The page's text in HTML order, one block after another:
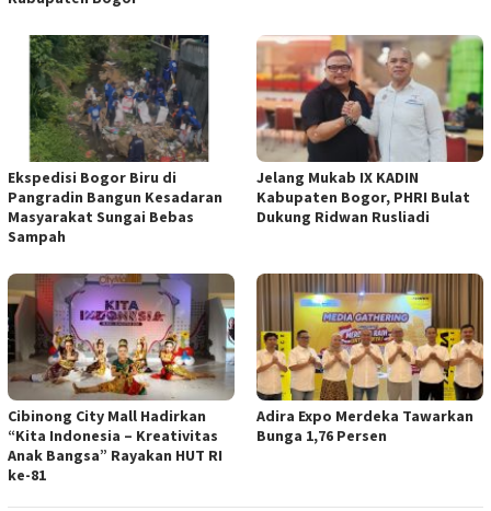
Ekspedisi Bogor Biru di
Pangradin Bangun Kesadaran
Masyarakat Sungai Bebas
Sampah
Jelang Mukab IX KADIN
Kabupaten Bogor, PHRI Bulat
Dukung Ridwan Rusliadi
Cibinong City Mall Hadirkan
“Kita Indonesia – Kreativitas
Anak Bangsa” Rayakan HUT RI
ke-81
Adira Expo Merdeka Tawarkan
Bunga 1,76 Persen